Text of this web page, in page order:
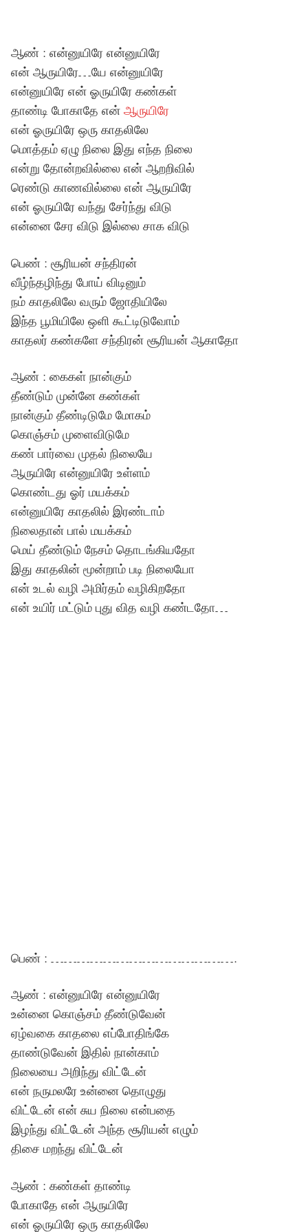
ஆண் : என்னுயிரே என்னுயிரே
என் ஆருயிரே…யே என்னுயிரே
என்னுயிரே என் ஓருயிரே கண்கள்
தாண்டி போகாதே என்ஆருயிரே
என் ஓருயிரே ஒரு காதலிலே
மொத்தம் ஏழு நிலை இது எந்த நிலை
என்று தோன்றவில்லை என் ஆறறிவில்
ரெண்டு காணவில்லை என் ஆருயிரே
என் ஓருயிரே வந்து சேர்ந்து விடு
என்னை சேர விடு இல்லை சாக விடு
பெண் : சூரியன் சந்திரன்
வீழ்ந்தழிந்து போய் விடினும்
நம் காதலிலே வரும் ஜோதியிலே
இந்த பூமியிலே ஒளி கூட்டிடுவோம்
காதலர் கண்களே சந்திரன் சூரியன் ஆகாதோ
ஆண் : கைகள் நான்கும்
தீண்டும் முன்னே கண்கள்
நான்கும் தீண்டிடுமே மோகம்
கொஞ்சம் முளைவிடுமே
கண் பார்வை முதல் நிலையே
ஆருயிரே என்னுயிரே உள்ளம்
கொண்டது ஓர் மயக்கம்
என்னுயிரே காதலில் இரண்டாம்
நிலைதான் பால் மயக்கம்
மெய் தீண்டும் நேசம் தொடங்கியதோ
இது காதலின் மூன்றாம் படி நிலையோ
என் உடல் வழி அமிர்தம் வழிகிறதோ
என் உயிர் மட்டும் புது வித வழி கண்டதோ…
பெண் : …………………………………….
ஆண் : என்னுயிரே என்னுயிரே
உன்னை கொஞ்சம் தீண்டுவேன்
ஏழ்வகை காதலை எப்போதிங்கே
தாண்டுவேன் இதில் நான்காம்
நிலையை அறிந்து விட்டேன்
என் நருமலரே உன்னை தொழுது
விட்டேன் என் சுய நிலை என்பதை
இழந்து விட்டேன் அந்த சூரியன் எழும்
திசை மறந்து விட்டேன்
ஆண் : கண்கள் தாண்டி
போகாதே என் ஆருயிரே
என் ஓருயிரே ஒரு காதலிலே